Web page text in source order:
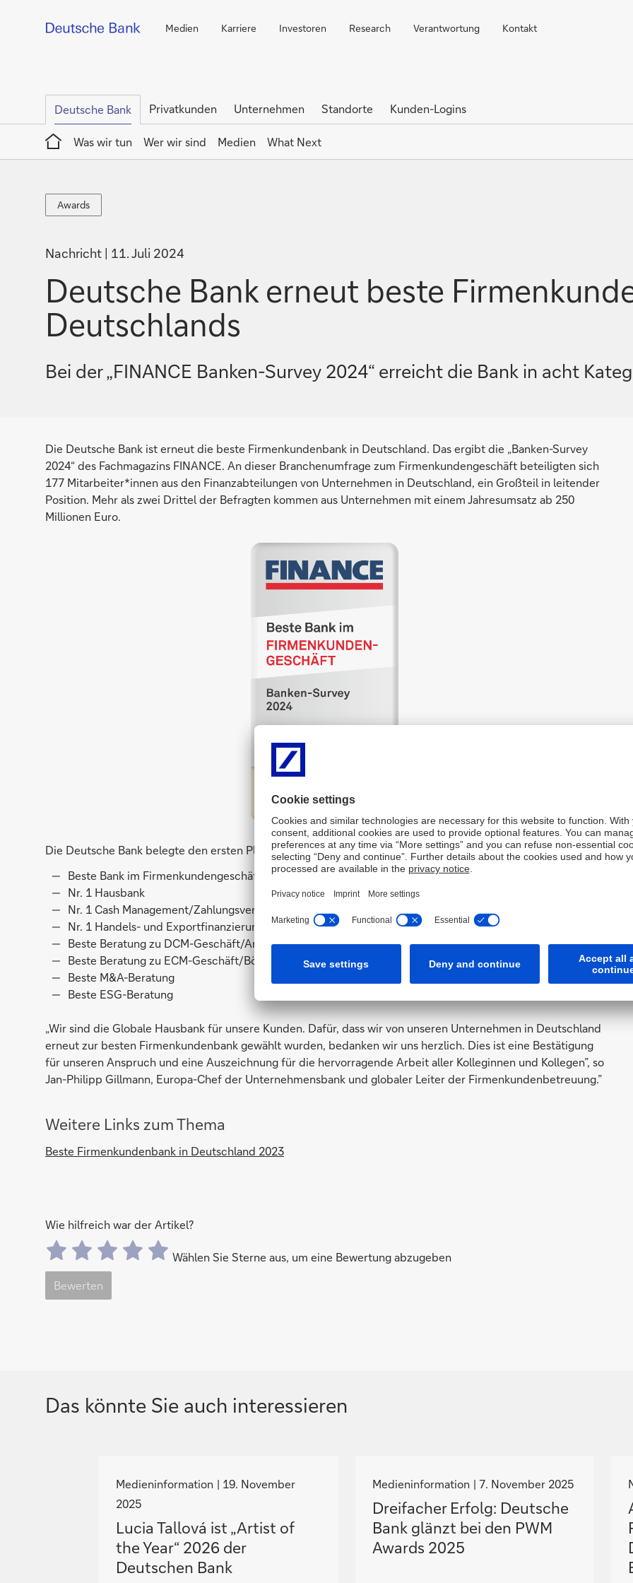
Medien Karriere Investoren Research Verantwortung Kontakt
Deutsche Bank Privatkunden Unternehmen Standorte
Kunden-Logins
Home
Was wir tun
Wer wir sind Medien What Next
Awards
Awards
Nachricht 11. Juli 2024
Deutsche Bank erneut beste
Deutschlands
Bei der „FINANCE Banken-Survey 2024“ erreicht die Bank in acht
Die Deutsche Bank ist erneut die beste Firmenkundenbank in Deutschland. Das ergibt die „Banken-Survey
2024“ des Fachmagazins FINANCE. An dieser Branchenumfrage zum Firmenkundengeschäft beteiligten sich
177 Mitarbeiter*innen aus den Finanzabteilungen von Unternehmen in Deutschland, ein Großteil in leitender
Position. Mehr als zwei Drittel der Befragten kommen aus Unternehmen mit einem Jahresumsatz ab 250
Millionen Euro.
Die Deutsche Bank belegte den ersten Platz in folgenden Kategorien:
Beste Bank im Firmenkundengeschäft
Nr. 1 Hausbank
Nr. 1 Cash Management/Zahlungsverkehr
Nr. 1 Handels- und Exportfinanzierung
Beste Beratung zu DCM-Geschäft/Anleiheplatzierungen
Beste Beratung zu ECM-Geschäft/Börsengängen
Beste M&A-Beratung
Beste ESG-Beratung
„Wir sind die Globale Hausbank für unsere Kunden. Dafür, dass wir von unseren Unternehmen in Deutschland
erneut zur besten Firmenkundenbank gewählt wurden, bedanken wir uns herzlich. Dies ist eine Bestätigung
für unseren Anspruch und eine Auszeichnung für die hervorragende Arbeit aller Kolleginnen und Kollegen”, so
Jan-Philipp Gillmann, Europa-Chef der Unternehmensbank und globaler Leiter der Firmenkundenbetreuung.”
Weitere Links zum Thema
Beste Firmenkundenbank in Deutschland 2023
Wie hilfreich war der Artikel?
Wählen Sie Sterne aus, um eine Bewertung abzugeben
Bewerten
Das könnte Sie auch interessieren
a
v
i
g
i
e
Medieninformation
19. November
2025
Lucia Tallová ist „Artist of
the Year“ 2026 der
Deutschen Bank
a
v
i
g
i
Medieninformation 7. November 2025
Dreifacher Erfolg: Deutsche
Bank glänzt bei den PWM
Awards 2025
i
i